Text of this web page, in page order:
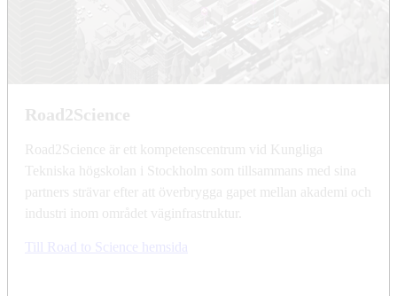
Road2Science
Road2Science är ett kompetenscentrum vid Kungliga
Tekniska högskolan i Stockholm som tillsammans med sina
partners strävar efter att överbrygga gapet mellan akademi och
industri inom området väginfrastruktur.
Till Road to Science hemsida